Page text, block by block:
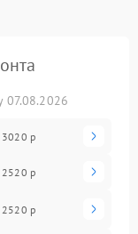
07.08.2026
3020 р
2520 р
2520 р